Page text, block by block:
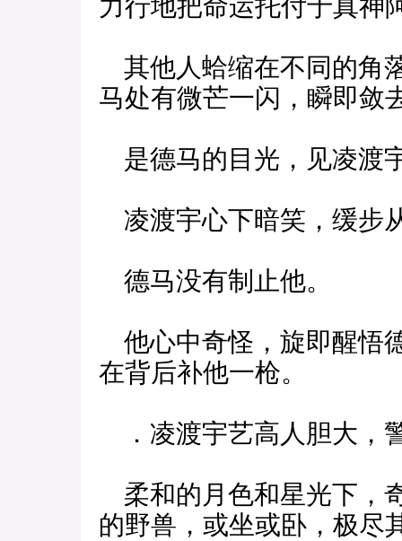
力行地把命运托付于真神
其他人蛤缩在不同的角
马处有微芒一闪，瞬即敛
是德马的目光，见凌渡
凌渡宇心下暗笑，缓步
德马没有制止他。
他心中奇怪，旋即醒悟
在背后补他一枪。
．凌渡宇艺高人胆大，
柔和的月色和星光下，
的野兽，或坐或卧，极尽